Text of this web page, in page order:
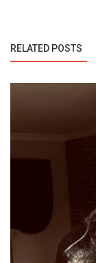
RELATED POSTS